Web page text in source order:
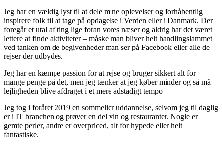
Jeg har en vældig lyst til at dele mine oplevelser og forhåbentlig
inspirere folk til at tage på opdagelse i Verden eller i Danmark. Der
foregår et utal af ting lige foran vores næser og aldrig har det været
lettere at finde aktiviteter – måske man bliver helt handlingslammet
ved tanken om de begivenheder man ser på Facebook eller alle de
rejser der udbydes.
Jeg har en kæmpe passion for at rejse og bruger sikkert alt for
mange penge på det, men jeg tænker at jeg køber minder og så må
lejligheden blive afdraget i et mere adstadigt tempo
Jeg tog i foråret 2019 en sommelier uddannelse, selvom jeg til daglig
er i IT branchen og prøver en del vin og restauranter. Nogle er
gemte perler, andre er overpriced, alt for hypede eller helt
fantastiske.